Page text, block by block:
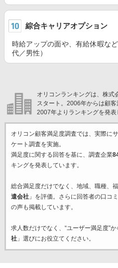
綜合キャリアオプション
時給アップの面や、有給休暇な
代／男性）
オリコンランキングは、株式
スタート。2006年からは顧客
2007年よりランキングを発表
オリコン顧客満足度調査では、実際に
ケート調査を実施。
満足度に関する回答を基に、調査企業
キングを発表しています。
総合満足度だけでなく、地域、職種、
遣会社」を評価。さらに回答者の口コ
の声も掲載しています。
求人数だけでなく、“ユーザー満足度”
社」選びにお役立てください。